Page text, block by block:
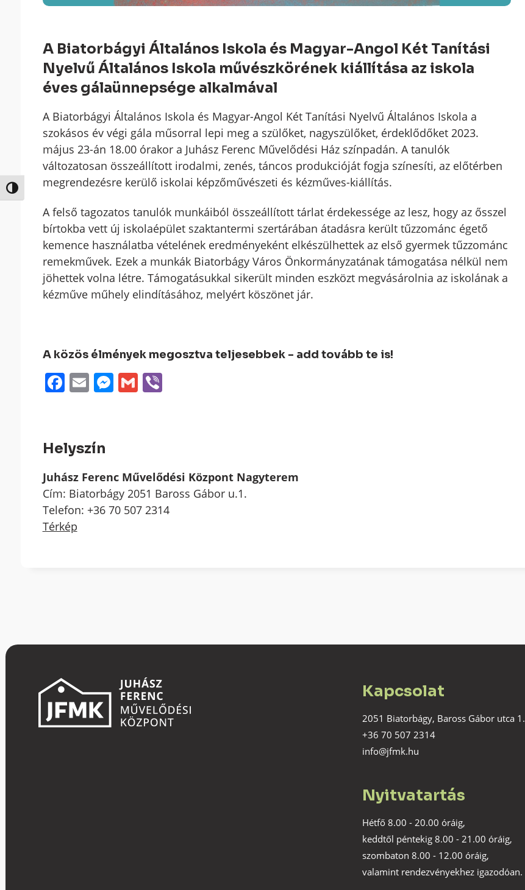
Nagy kontraszt váltása
A Biatorbágyi Általános Iskola és Magyar-Angol Két Tanítási
Nyelvű Általános Iskola művészkörének kiállítása az iskola
éves gálaünnepsége alkalmával
A Biatorbágyi Általános Iskola és Magyar-Angol Két Tanítási Nyelvű Általános Iskola a
szokásos év végi gála műsorral lepi meg a szülőket, nagyszülőket, érdeklődőket 2023.
május 23-án 18.00 órakor a Juhász Ferenc Művelődési Ház színpadán. A tanulók
változatosan összeállított irodalmi, zenés, táncos produkcióját fogja színesíti, az előtérben
megrendezésre kerülő iskolai képzőművészeti és kézműves-kiállítás.
A felső tagozatos tanulók munkáiból összeállított tárlat érdekessége az lesz, hogy az ősszel
bírtokba vett új iskolaépület szaktantermi szertárában átadásra került tűzzománc égető
kemence használatba vételének eredményeként elkészülhettek az első gyermek tűzzománc
remekművek. Ezek a munkák Biatorbágy Város Önkormányzatának támogatása nélkül nem
jöhettek volna létre. Támogatásukkal sikerült minden eszközt megvásárolnia az iskolának a
kézműve műhely elindításához, melyért köszönet jár.
A közös élmények megosztva teljesebbek - add tovább te is!
Facebook
EmailMessenger
GmailViber
Helyszín
Juhász Ferenc Művelődési Központ Nagyterem
Cím: Biatorbágy 2051 Baross Gábor u.1.
Telefon: +36 70 507 2314
Térkép
Kapcsolat
2051 Biatorbágy, Baross Gábor utca 1.
+36 70 507 2314
info@jfmk.hu
Nyitvatartás
Hétfő 8.00 - 20.00 óráig,
keddtől péntekig 8.00 - 21.00 óráig,
szombaton 8.00 - 12.00 óráig,
valamint rendezvényekhez igazodóan.